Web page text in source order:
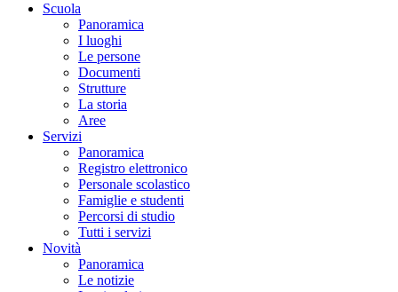
Scuola
Panoramica
I luoghi
Le persone
Documenti
Strutture
La storia
Aree
Servizi
Panoramica
Registro elettronico
Personale scolastico
Famiglie e studenti
Percorsi di studio
Tutti i servizi
Novità
Panoramica
Le notizie